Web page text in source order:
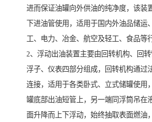
进而保证油罐向外供油的纯净度，该装
下进油管使用，适用于国内外油品储运
工、电力、冶金、航空及轻工、食品等
2、浮动出油装置主要由回转机构、回转
浮子、仪表四部分组成，回转机构通过
连接，适用于各类卧式、立式储罐使用
罐底部出油短管上，另一端同浮筒吊在
面升降而上下浮动，始终抽取表面燃油